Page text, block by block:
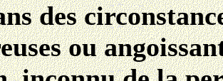
des
ou